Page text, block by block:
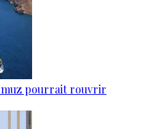
pourrait rouvrir